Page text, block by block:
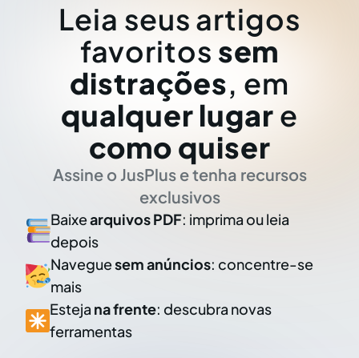
Leia seus artigos
favoritos sem
distrações, em
qualquer lugar e
como quiser
Assine o JusPlus e tenha recursos
exclusivos
Baixearquivos PDF: imprima ou leia
depois
Naveguesem anúncios: concentre-se
mais
Esteja na frente: descubra novas
ferramentas